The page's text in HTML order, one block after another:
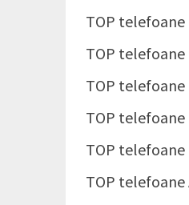
TOP
TOP telefoane
TOP
TOP telefoane
TOP telefoane
TOP